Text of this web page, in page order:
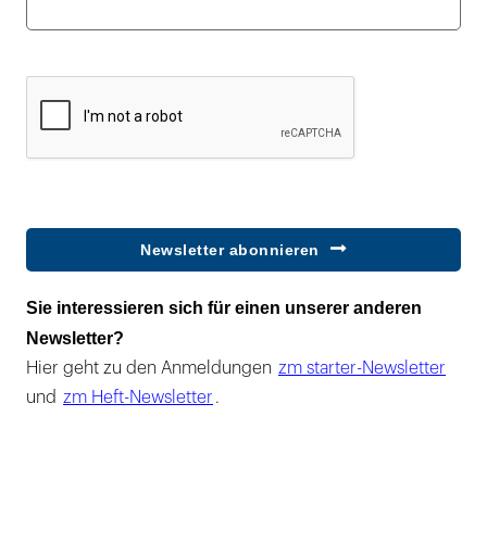
Newsletter abonnieren
Sie interessieren sich für einen unserer anderen
Newsletter?
Hier geht zu den Anmeldungen zm starter-Newsletter
und zm Heft-Newsletter .